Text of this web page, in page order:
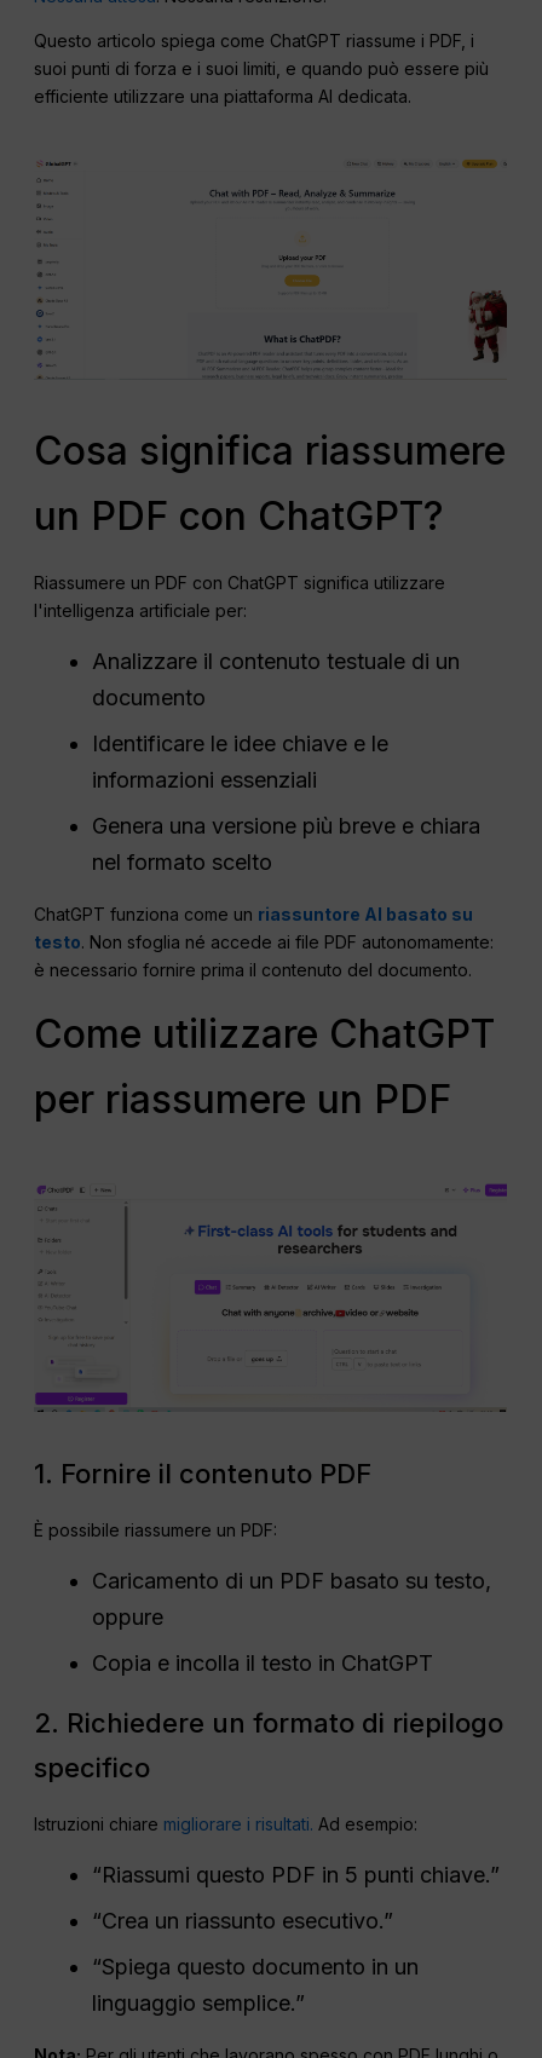
Questo articolo spiega come ChatGPT riassume i PDF, i
suoi punti di forza e i suoi limiti, e quando può essere più
efficiente utilizzare una piattaforma AI dedicata.
Cosa significa riassumere
un PDF con ChatGPT?
Riassumere un PDF con ChatGPT significa utilizzare
l'intelligenza artificiale per:
Analizzare il contenuto testuale di un
documento
Identificare le idee chiave e le
informazioni essenziali
Genera una versione più breve e chiara
nel formato scelto
ChatGPT funziona come un riassuntore AI basato su
testo. Non sfoglia né accede ai file PDF autonomamente:
è necessario fornire prima il contenuto del documento.
Come utilizzare ChatGPT
per riassumere un PDF
1. Fornire il contenuto PDF
È possibile riassumere un PDF:
Caricamento di un PDF basato su testo,
oppure
Copia e incolla il testo in ChatGPT
2. Richiedere un formato di riepilogo
specifico
Istruzioni chiare migliorare i risultati. Ad esempio:
“Riassumi questo PDF in 5 punti chiave.”
“Crea un riassunto esecutivo.”
“Spiega questo documento in un
linguaggio semplice.”